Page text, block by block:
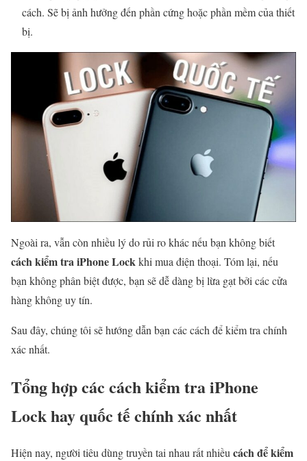
cách. Sẽ bị ảnh hưởng đến phần cứng hoặc phần mềm của thiết
bị.
Ngoài ra, vẫn còn nhiều lý do rủi ro khác nếu bạn không biết
cách kiểm tra iPhone Lock khi mua điện thoại. Tóm lại, nếu
bạn không phân biệt được, bạn sẽ dễ dàng bị lừa gạt bởi các cửa
hàng không uy tín.
Sau đây, chúng tôi sẽ hướng dẫn bạn các cách để kiểm tra chính
xác nhất.
Tổng hợp các cách kiểm tra iPhone
Lock hay quốc tế chính xác nhất
Hiện nay, người tiêu dùng truyền tai nhau rất nhiềucách để kiểm